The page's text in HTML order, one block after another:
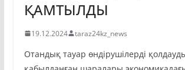
ҚАМТЫЛДЫ
19.12.2024 taraz24kz_news
Отандық тауар өндірушілерді